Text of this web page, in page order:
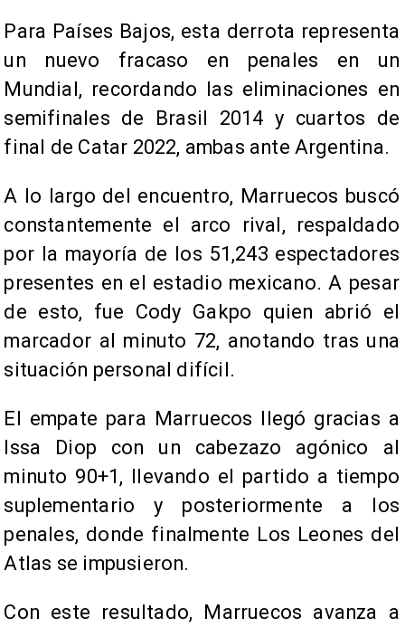
Para Países Bajos, esta derrota representa
un nuevo fracaso en penales en un
Mundial, recordando las eliminaciones en
semifinales de Brasil 2014 y cuartos de
final de Catar 2022, ambas ante Argentina.
A lo largo del encuentro, Marruecos buscó
constantemente el arco rival, respaldado
por la mayoría de los 51,243 espectadores
presentes en el estadio mexicano. A pesar
de esto, fue Cody Gakpo quien abrió el
marcador al minuto 72, anotando tras una
situación personal difícil.
El empate para Marruecos llegó gracias a
Issa Diop con un cabezazo agónico al
minuto 90+1, llevando el partido a tiempo
suplementario y posteriormente a los
penales, donde finalmente Los Leones del
Atlas se impusieron.
Con este resultado, Marruecos avanza a